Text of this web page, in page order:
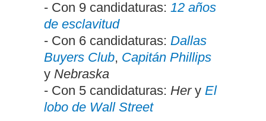
- Con 9 candidaturas: 12 años
de esclavitud
- Con 6 candidaturas: Dallas
Buyers Club, Capitán Phillips
y Nebraska
- Con 5 candidaturas: Hery El
lobo de Wall Street